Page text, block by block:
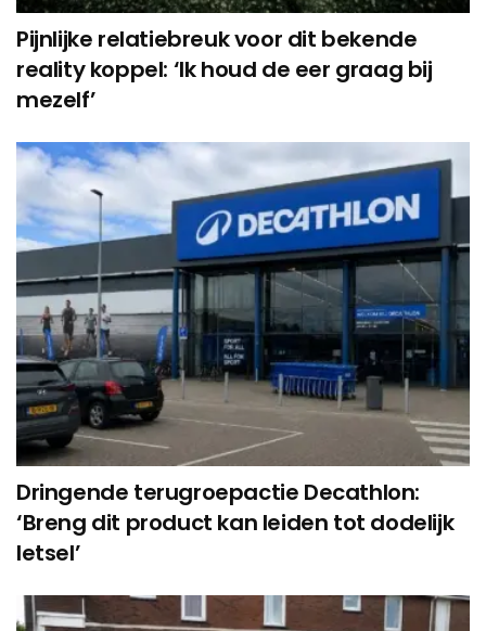
Pijnlijke relatiebreuk voor dit bekende
reality koppel: ‘Ik houd de eer graag bij
mezelf’
Dringende terugroepactie Decathlon:
‘Breng dit product kan leiden tot dodelijk
letsel’